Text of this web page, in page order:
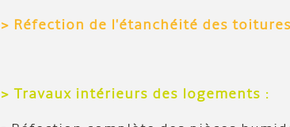
> Réfection de l'étanchéité des
> Travaux intérieurs des logements :